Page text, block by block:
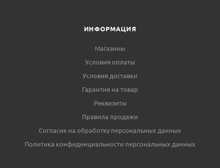
ИНФОРМАЦИЯ
Магазины
Условия оплаты
Условия доставки
Гарантия на товар
Реквизиты
Правила продажи
Согласие на обработку персональных данных
Политика конфиденциальности персональных данных